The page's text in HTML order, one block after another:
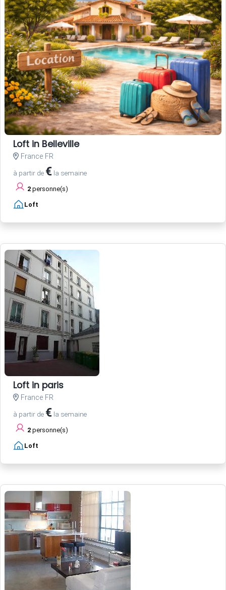
Loft in Belleville
France FR
à partir de € la semaine
2 personne(s)
Loft
Loft in paris
France FR
à partir de € la semaine
2 personne(s)
Loft